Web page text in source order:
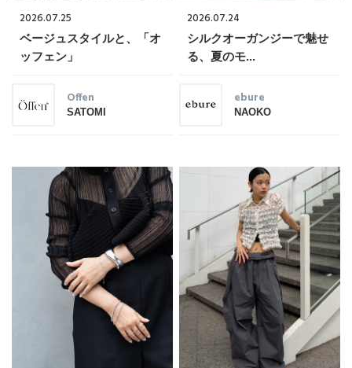
2026.07.25
ベージュスタイルと、「オ
ッフェン」
Offen
SATOMI
2026.07.24
シルクオーガンジーで魅せ
る、夏のモ...
ebure
NAOKO